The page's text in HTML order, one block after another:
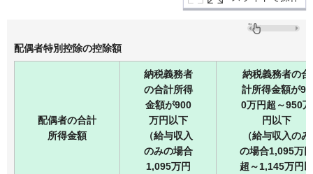
配偶者特別控除の控除額
配偶者の合計
所得金額
納税義務者
の合計所得
金額が900
万円以下
（給与収入
のみの場合
1,095万円
納税義務者の合
計所得金額が90
0万円超～950万
円以下
（給与収入のみ
の場合1,095万円
超～1,145万円以